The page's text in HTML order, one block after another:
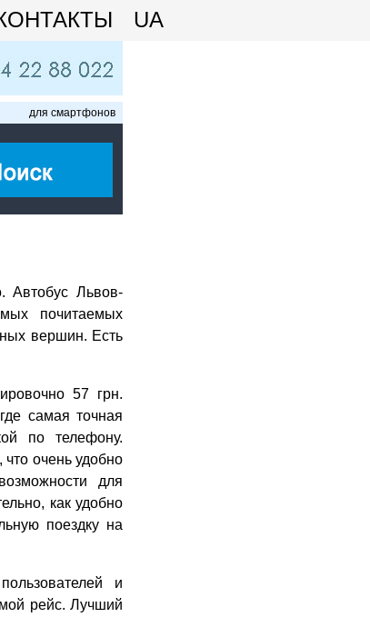
UA
для смартфонов
Автобус Львов-
почитаемых
вершин. Есть
57 грн.
самая точная
по телефону.
что очень удобно
для
как удобно
поездку на
и
рейс. Лучший